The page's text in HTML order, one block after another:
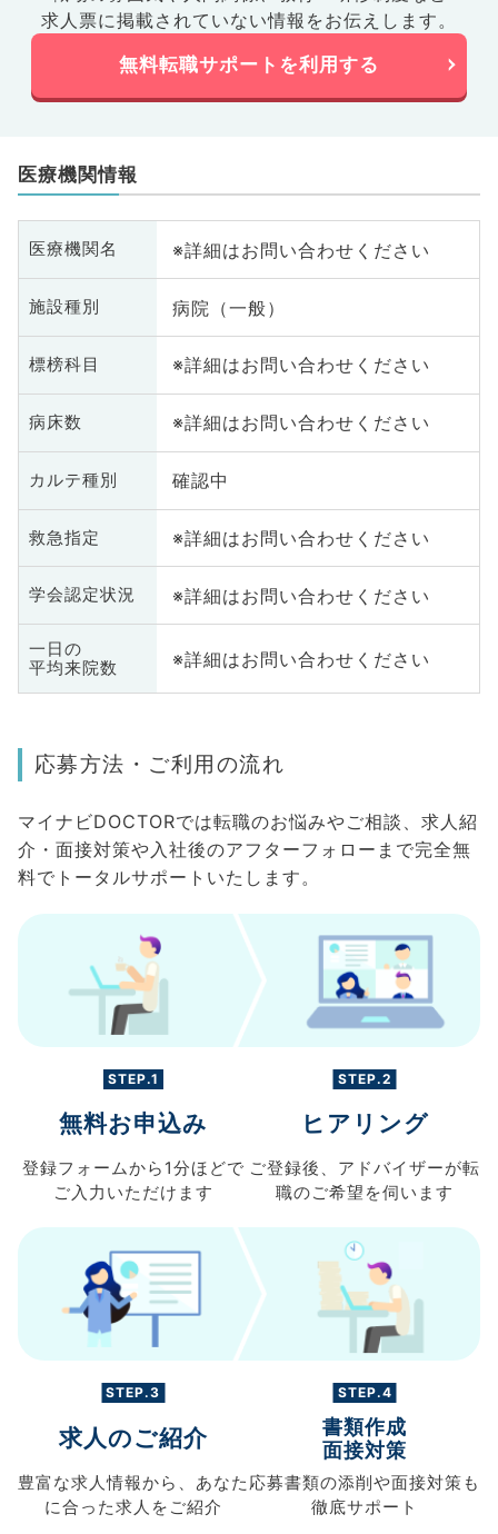
求人票に掲載されていない情報をお伝えします。
無料転職サポートを利用する
医療機関情報
医療機関名 ※詳細はお問い合わせください
施設種別 病院（一般）
標榜科目 ※詳細はお問い合わせください
病床数 ※詳細はお問い合わせください
カルテ種別 確認中
救急指定 ※詳細はお問い合わせください
学会認定状況 ※詳細はお問い合わせください
一日の
平均来院数
※詳細はお問い合わせください
応募方法・ご利用の流れ
マイナビDOCTORでは転職のお悩みやご相談、求人紹
介・面接対策や入社後のアフターフォローまで完全無
料でトータルサポートいたします。
STEP.1
無料お申込み
登録フォームから 1分ほどで
ご入力 いただけます
STEP.2
ヒアリング
ご登録後、 アドバイザーが転
職のご希望を伺います
STEP.3
求人のご紹介
豊富な求人情報から、 あなた
に合った求人を ご紹介
STEP.4
書類作成
面接対策
応募書類の添削や面接対策も
徹底サポート